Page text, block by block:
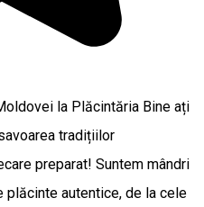
la Plăcintăria Bine ați
tradițiilor
preparat! Suntem mândri
plăcinte autentice, de la cele